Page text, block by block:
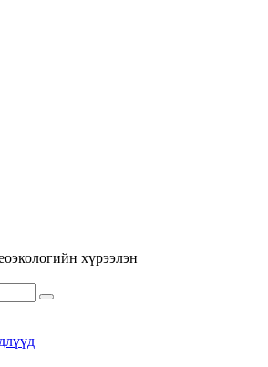
хүрээлэн